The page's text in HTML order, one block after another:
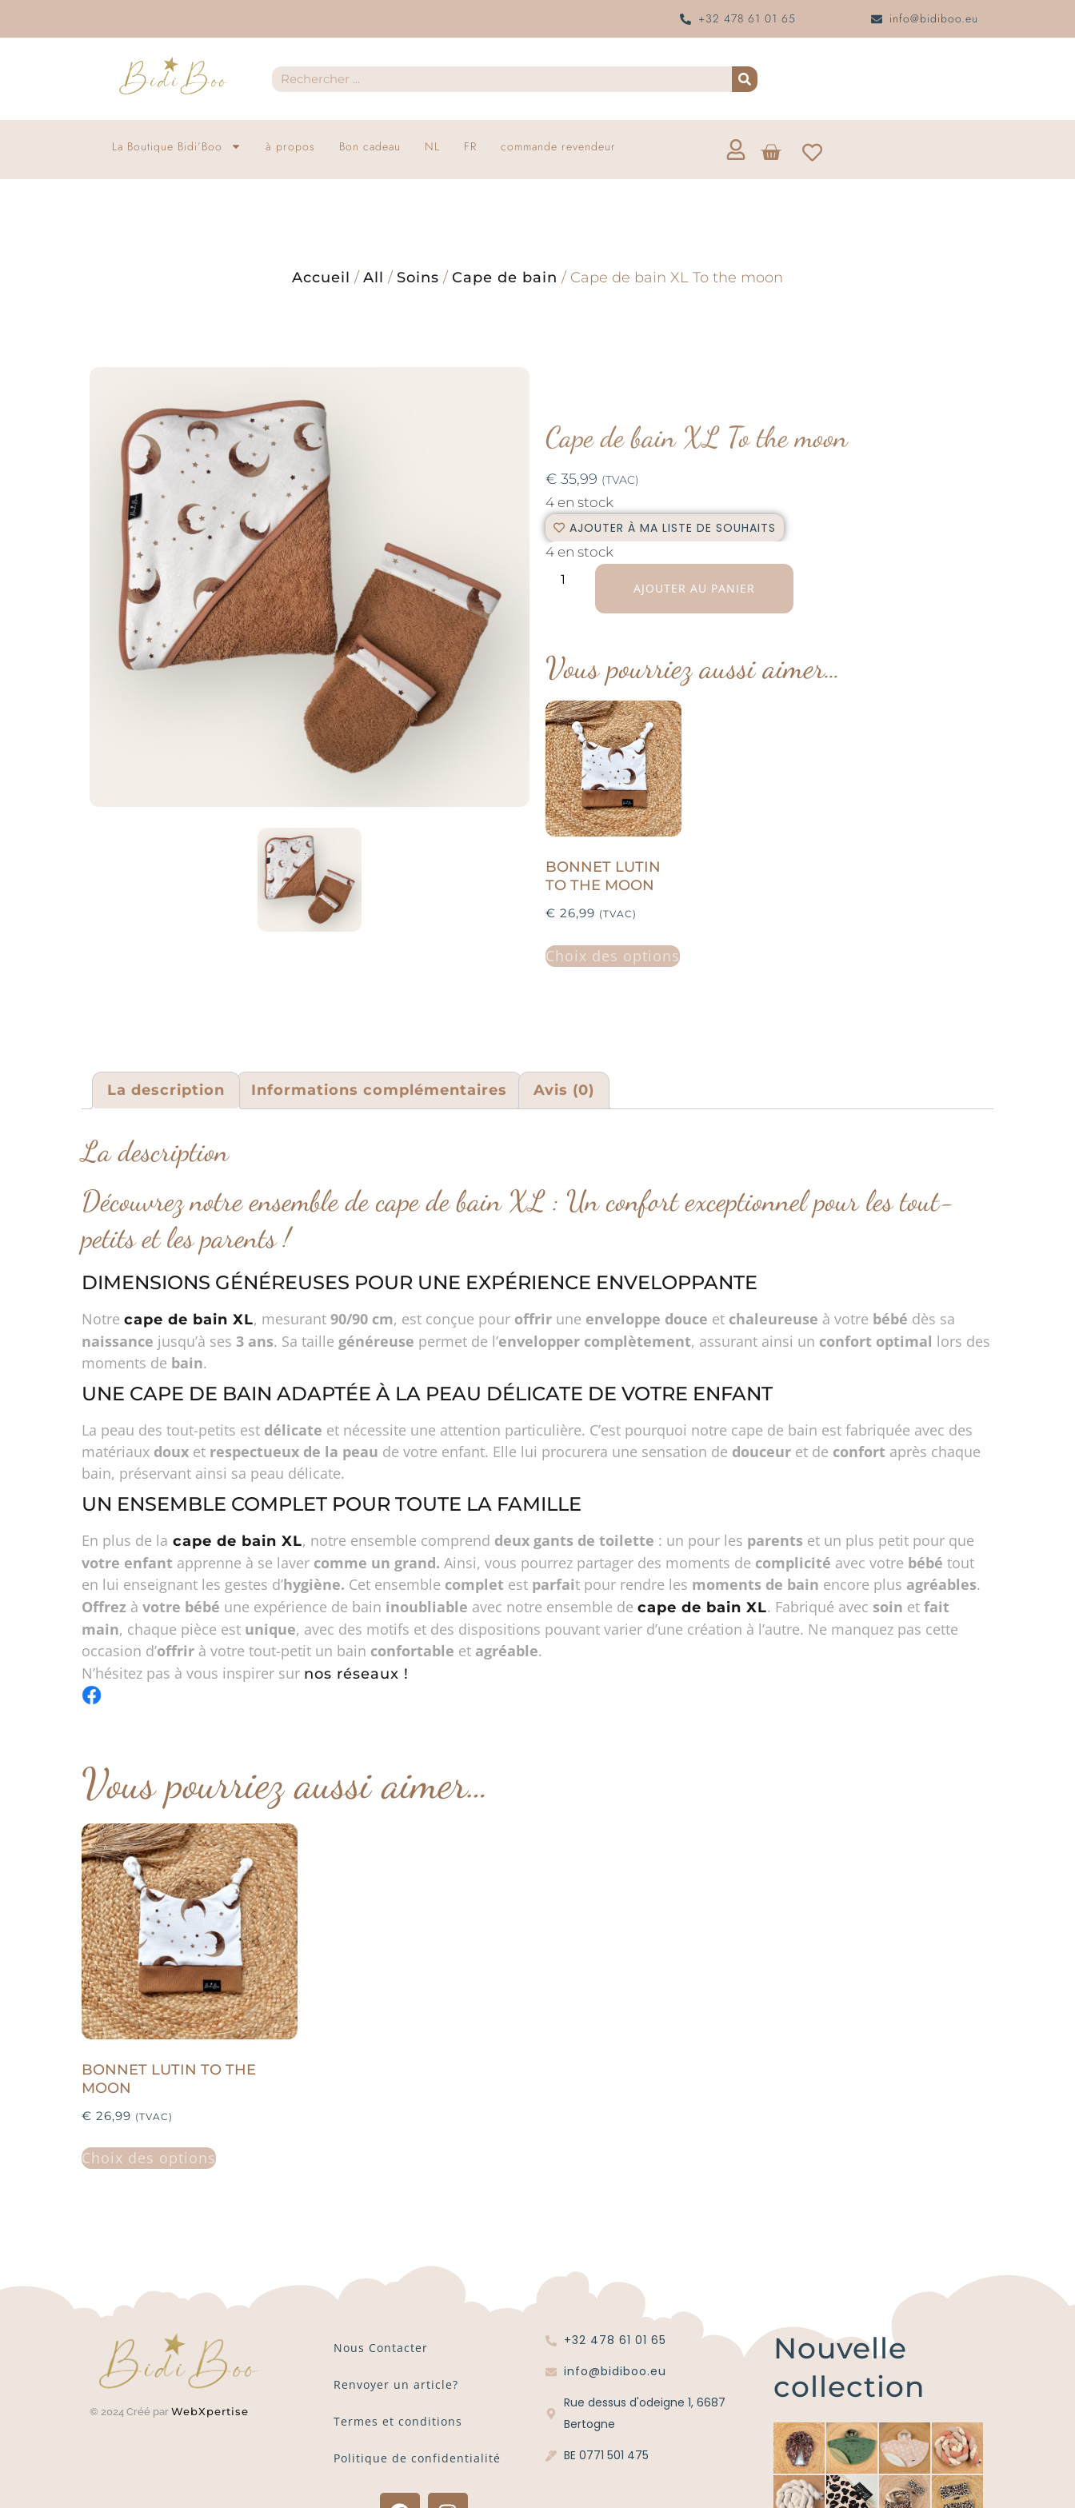
+32 478 61 01 65 info@bidiboo.eu
La Boutique Bidi’Boo à propos Bon cadeau NL FR commande revendeur
Accueil / All / Soins / Cape de bain / Cape de bain XL To the moon
Cape de bain XL To the moon
€ 35,99 (TVAC)
4 en stock
AJOUTER À MA LISTE DE SOUHAITS
4 en stock
AJOUTER AU PANIER
Vous pourriez aussi aimer…
BONNET LUTIN
TO THE MOON
€ 26,99 (TVAC)
Choix des options
La description Informations complémentaires Avis (0)
La description
Découvrez notre ensemble de cape de bain XL : Un confort exceptionnel pour les tout-
petits et les parents !
DIMENSIONS GÉNÉREUSES POUR UNE EXPÉRIENCE ENVELOPPANTE
Notre cape de bain XL, mesurant 90/90 cm, est conçue pour offrir une enveloppe douce et chaleureuse à votre bébé dès sa
naissance jusqu’à ses 3 ans. Sa taille généreuse permet de l’envelopper complètement, assurant ainsi un confort optimal lors des
moments de bain.
UNE CAPE DE BAIN ADAPTÉE À LA PEAU DÉLICATE DE VOTRE ENFANT
La peau des tout-petits est délicate et nécessite une attention particulière. C’est pourquoi notre cape de bain est fabriquée avec des
matériaux doux et respectueux de la peau de votre enfant. Elle lui procurera une sensation de douceur et de confort après chaque
bain, préservant ainsi sa peau délicate.
UN ENSEMBLE COMPLET POUR TOUTE LA FAMILLE
En plus de la cape de bain XL, notre ensemble comprend deux gants de toilette : un pour les parents et un plus petit pour que
votre enfant apprenne à se laver comme un grand. Ainsi, vous pourrez partager des moments de complicité avec votre bébé tout
en lui enseignant les gestes d’hygiène. Cet ensemble complet est parfait pour rendre les moments de bain encore plus agréables.
Offrez à votre bébé une expérience de bain inoubliable avec notre ensemble de cape de bain XL. Fabriqué avec soin et fait
main, chaque pièce est unique, avec des motifs et des dispositions pouvant varier d’une création à l’autre. Ne manquez pas cette
occasion d’offrir à votre tout-petit un bain confortable et agréable.
N’hésitez pas à vous inspirer sur nos réseaux !
Vous pourriez aussi aimer…
BONNET LUTIN TO THE
MOON
€ 26,99 (TVAC)
Choix des options
© 2024 Créé par WebXpertise
Nous Contacter
Renvoyer un article?
Termes et conditions
Politique de confidentialité
+32 478 61 01 65
info@bidiboo.eu
Rue dessus d'odeigne 1, 6687
Bertogne
BE 0771 501 475
Nouvelle
collection